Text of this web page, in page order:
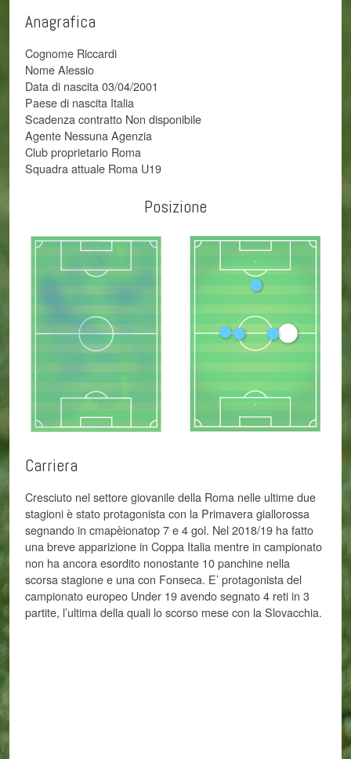
Anagrafica
Cognome Riccardi
Nome Alessio
Data di nascita 03/04/2001
Paese di nascita Italia
Scadenza contratto Non disponibile
Agente Nessuna Agenzia
Club proprietario Roma
Squadra attuale Roma U19
Posizione
Carriera
Cresciuto nel settore giovanile della Roma nelle ultime due
stagioni è stato protagonista con la Primavera giallorossa
segnando in cmapèionatop 7 e 4 gol. Nel 2018/19 ha fatto
una breve apparizione in Coppa Italia mentre in campionato
non ha ancora esordito nonostante 10 panchine nella
scorsa stagione e una con Fonseca. E’ protagonista del
campionato europeo Under 19 avendo segnato 4 reti in 3
partite, l’ultima della quali lo scorso mese con la Slovacchia.